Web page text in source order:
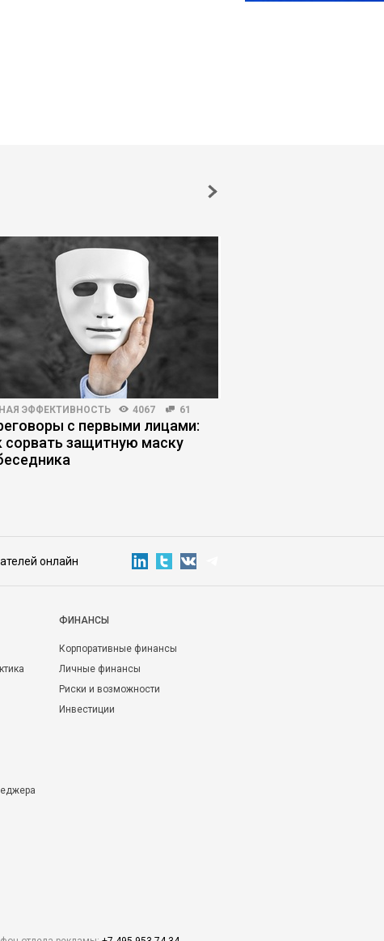
ЭФФЕКТИВНОСТЬ 4067 61
с первыми лицами:
сорвать защитную маску
онлайн
ФИНАНСЫ
Корпоративные финансы
Личные финансы
Риски и возможности
Инвестиции